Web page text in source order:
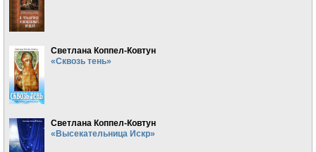
Светлана Коппел-Ковтун
«Сквозь тень»
Светлана Коппел-Ковтун
«Высекательница Искр»